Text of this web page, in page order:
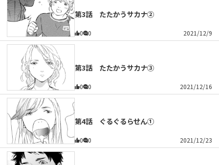
第3話 たたかうサカナ②
0 0 2021/12/9
第3話 たたかうサカナ③
0 0 2021/12/16
第4話 ぐるぐるらせん①
0 0 2021/12/23